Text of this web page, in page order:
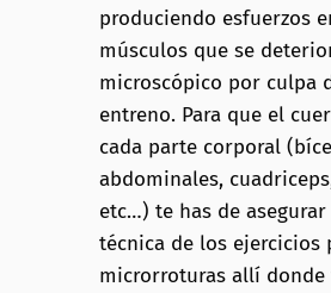
produciendo esfuerzos
músculos que se
microscópico por culpa
entreno. Para que el
cada parte corporal
abdominales,
etc…) te has de
técnica de los ejercicios
microrroturas allí donde